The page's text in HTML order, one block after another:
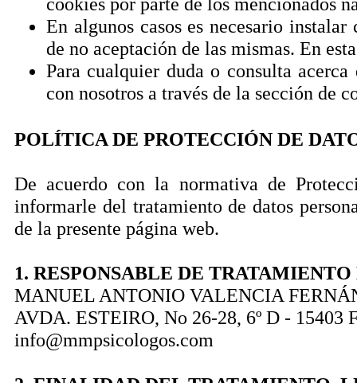
En algunos casos es necesario
de no aceptación de las mismas. En
Para cualquier duda o consulta
con nosotros a través de la sección de
POLÍTICA DE PROTECCIÓN DE
De acuerdo con la normativa de
informarle del tratamiento de datos
de la presente página web.
1. RESPONSABLE DE
MANUEL ANTONIO VALENCIA
AVDA. ESTEIRO, No 26-28, 6º D - 15403
info@mmpsicologos.com